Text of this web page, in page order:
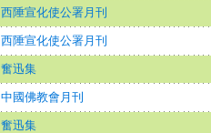
西陲宣化使公署月刊
西陲宣化使公署月刊
奮迅集
中國佛教會月刊
奮迅集